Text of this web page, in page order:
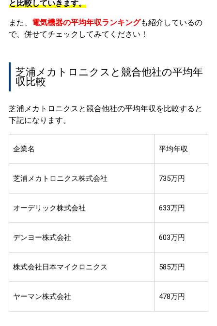
と比較していきます。
また、 電気機器の平均年収ランキングも紹介しているの
で、併せてチェックしてみてください！
芝浦メカトロニクスと競合他社の平均年
収比較
芝浦メカトロニクスと競合他社の平均年収を比較すると
下記になります。
企業名 平均年収
芝浦メカトロニクス株式会社 735万円
オーデリック株式会社 633万円
デンヨー株式会社 603万円
株式会社日本マイクロニクス 585万円
ヤーマン株式会社 478万円